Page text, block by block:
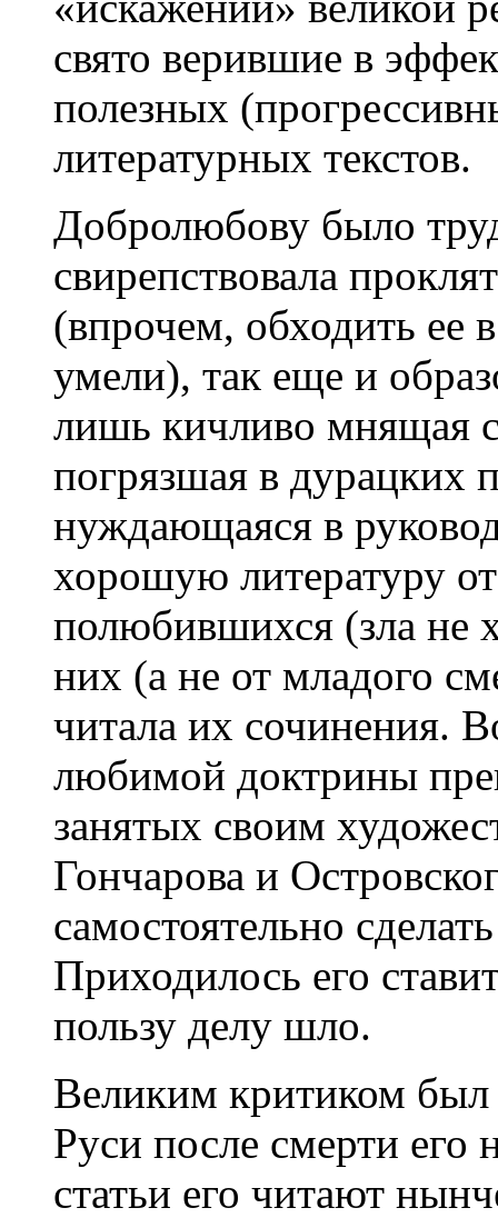
свято верившие в
полезных
литературных текстов.
Добролюбову было
свирепствовала
(впрочем, обходить ее
умели), так еще и
лишь кичливо мнящая
погрязшая в дурацких
нуждающаяся в
хорошую литературу
полюбившихся (зла не
них (а не от младого
читала их сочинения.
любимой доктрины
занятых своим
Гончарова и
самостоятельно
Приходилось его
пользу делу шло.
Великим критиком
Руси после смерти его
статьи его читают